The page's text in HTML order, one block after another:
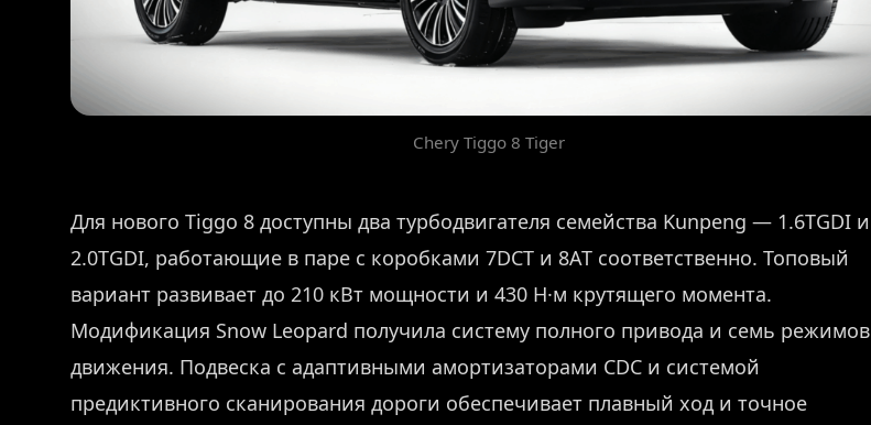
Chery Tiggo 8 Tiger
Для нового Tiggo 8 доступны два турбодвигателя семейства Kunpeng — 1.6TGDI и
2.0TGDI, работающие в паре с коробками 7DCT и 8AT соответственно. Топовый
вариант развивает до 210 кВт мощности и 430 Н·м крутящего момента.
Модификация Snow Leopard получила систему полного привода и семь режимов
движения. Подвеска с адаптивными амортизаторами CDC и системой
предиктивного сканирования дороги обеспечивает плавный ход и точное